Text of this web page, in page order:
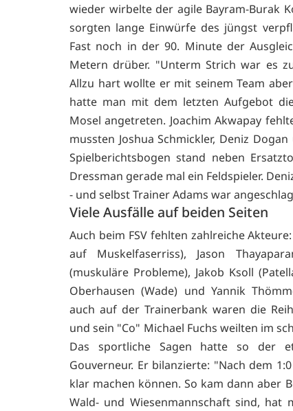
wieder wirbelte der agile Bayram-Burak
sorgten lange Einwürfe des jüngst
Fast noch in der 90. Minute der
Metern drüber. "Unterm Strich war es
Allzu hart wollte er mit seinem Team
hatte man mit dem letzten Aufgebot
Mosel angetreten. Joachim Akwapay
mussten Joshua Schmickler, Deniz
Spielberichtsbogen stand neben
Dressman gerade mal ein Feldspieler.
- und selbst Trainer Adams war
Viele Ausfälle auf beiden Seiten
Auch beim FSV fehlten zahlreiche
auf Muskelfaserriss), Jason
(muskuläre Probleme), Jakob Ksoll
Oberhausen (Wade) und Yannik
auch auf der Trainerbank waren die
und sein "Co" Michael Fuchs weilten im
Das sportliche Sagen hatte so der
Gouverneur. Er bilanzierte: "Nach dem
klar machen können. So kam dann aber
Wald- und Wiesenmannschaft sind, hat